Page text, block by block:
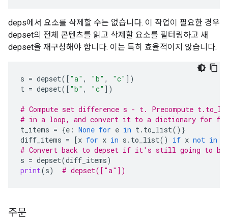
deps에서 요소를 삭제할 수는 없습니다. 이 작업이 필요한 경우
depset의 전체 콘텐츠를 읽고 삭제할 요소를 필터링하고 새
depset을 재구성해야 합니다. 이는 특히 효율적이지 않습니다.
s = depset([ "a" , "b" , "c" ])
t = depset([ "b" , "c" ])
# Compute set difference s - t. Precompute
# in a loop, and convert it to a dictionary for
t_items = {e : None for e in t. to_list()}
diff_items = [x for x in s . to_list() if x not in
# Convert back to depset if it's still going to be
s = depset(diff_items)
print(s) # depset(["a"])
주문